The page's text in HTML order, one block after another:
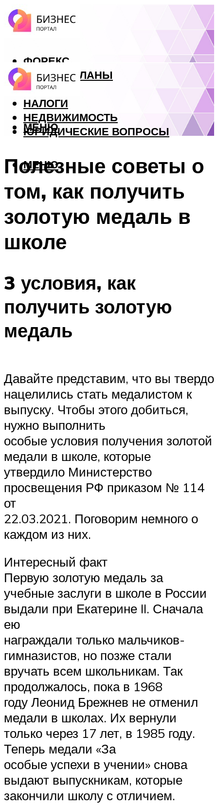
ФОРЕКС
БИЗНЕС ПЛАНЫ
КРЕДИТЫ
НАЛОГИ
НЕДВИЖИМОСТЬ
ЮРИДИЧЕСКИЕ ВОПРОСЫ
МЕНЮ
МЕНЮ
Полезные советы о
том, как получить
золотую медаль в
школе
3 условия, как
получить золотую
медаль
Давайте представим, что вы твердо
нацелились стать медалистом к
выпуску. Чтобы этого добиться,
нужно выполнить
особые условия получения золотой
медали в школе, которые
утвердило Министерство
просвещения РФ приказом № 114
от
22.03.2021. Поговорим немного о
каждом из них.
Интересный факт
Первую золотую медаль за
учебные заслуги в школе в России
выдали при Екатерине II. Сначала
ею
награждали только мальчиков-
гимназистов, но позже стали
вручать всем школьникам. Так
продолжалось, пока в 1968
году Леонид Брежнев не отменил
медали в школах. Их вернули
только через 17 лет, в 1985 году.
Теперь медали «За
особые успехи в учении» снова
выдают выпускникам, которые
закончили школу с отличием.